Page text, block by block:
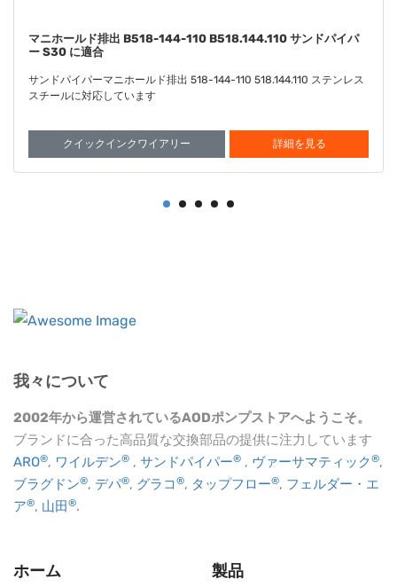
ダイアフラム サントプレン FDA B286-098-351
B286.098.351 サンドパイパー S30 に合着
サンドパイパー・ダイアフラム サントプレン FDA 286-098-351
286.098.351 と互換性があります
クイックインクワイアリー 詳細を見る
我々について
2002年から運営されているAODポンプストアへようこそ。
ブランドに合った高品質な交換部品の提供に注力しています
ARO®, ワイルデン® , サンドパイパー® , ヴァーサマティック®,
ブラグドン®, デパ®, グラコ ®, タップフロー®, フェルダー・エ
ア®, 山田®.
ホーム 製品